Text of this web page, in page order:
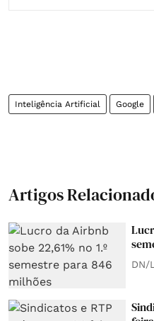
Inteligência Artificial Google
Artigos
DN/